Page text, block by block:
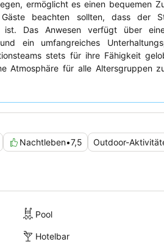
ermöglicht es einen bequemen
Gäste beachten sollten, dass der
ist. Das Anwesen verfügt über
ein umfangreiches
stets für ihre Fähigkeit
Atmosphäre für alle Altersgruppen
Freundlichkeit und
möchten, steht ein
zur Verfügung.
Nachtleben•7,5 Outdoor-
Pool
Hotelbar